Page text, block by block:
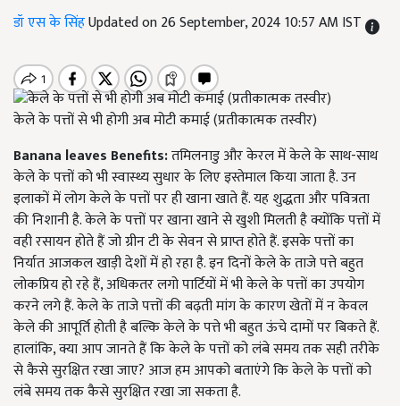
डॉ एस के सिंहUpdated on 26 September, 2024 10:57 AM IST
केले के पत्तों से भी होगी अब मोटी कमाई (प्रतीकात्मक तस्वीर)
Banana leaves Benefits:तमिलनाडु और केरल में केले के साथ-साथ
केले के पत्तों को भी स्वास्थ्य सुधार के लिए इस्तेमाल किया जाता है. उन
इलाकों में लोग केले के पत्तों पर ही खाना खाते हैं. यह शुद्धता और पवित्रता
की निशानी है. केले के पत्तों पर खाना खाने से खुशी मिलती है क्योंकि पत्तों में
वही रसायन होते हैं जो ग्रीन टी के सेवन से प्राप्त होते हैं. इसके पत्तों का
निर्यात आजकल खाड़ी देशों में हो रहा है. इन दिनों केले के ताजे पत्ते बहुत
लोकप्रिय हो रहे हैं, अधिकतर लगो पार्टियों में भी केले के पत्तों का उपयोग
करने लगे हैं. केले के ताजे पत्तों की बढ़ती मांग के कारण खेतों में न केवल
केले की आपूर्ति होती है बल्कि केले के पत्ते भी बहुत ऊंचे दामों पर बिकते हैं.
हालांकि, क्या आप जानते हैं कि केले के पत्तों को लंबे समय तक सही तरीके
से कैसे सुरक्षित रखा जाए? आज हम आपको बताएंगे कि केले के पत्तों को
लंबे समय तक कैसे सुरक्षित रखा जा सकता है.